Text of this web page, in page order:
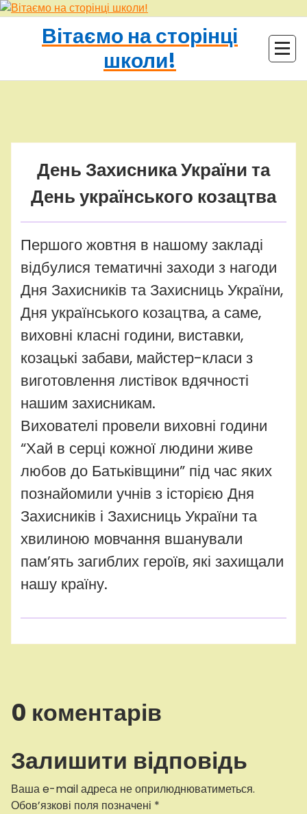
Перейти
контентуВітаємо на сторінці
школи!
Uncategorized
День Захисника України та
День українського козацтва
Першого жовтня в нашому закладі
відбулися тематичні заходи з нагоди
Дня Захисників та Захисниць України,
Дня українського козацтва, а саме,
виховні класні години, виставки,
козацькі забави, майстер-класи з
виготовлення листівок вдячності
нашим захисникам.
Вихователі провели виховні години
“Хай в серці кожної людини живе
любов до Батьківщини” під час яких
познайомили учнів з історією Дня
Захисників і Захисниць України та
хвилиною мовчання вшанували
пам’ять загиблих героїв, які захищали
нашу країну.
0 коментарів
Залишити відповідь
Ваша e-mail адреса не оприлюднюватиметься.
Обов’язкові поля позначені *